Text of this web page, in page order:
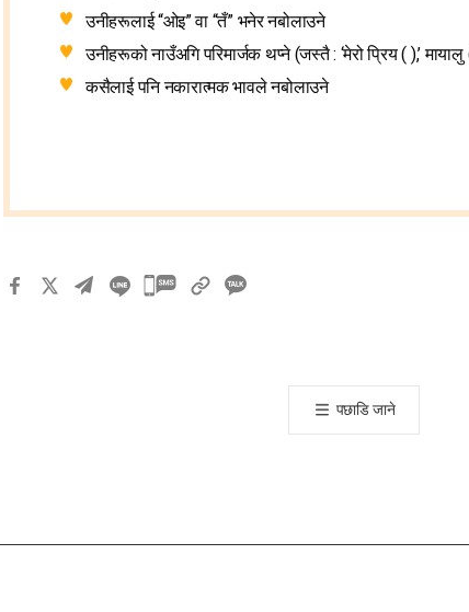
उनीहरूलाई “ओइ” वा “तँ” भनेर नबोलाउने
उनीहरूको नाउँअगि परिमार्जक थप्ने (जस्तै : ‘मेरो प्रिय ( ),’ मायालु
कसैलाई पनि नकारात्मक भावले नबोलाउने
카
पछाडि जाने